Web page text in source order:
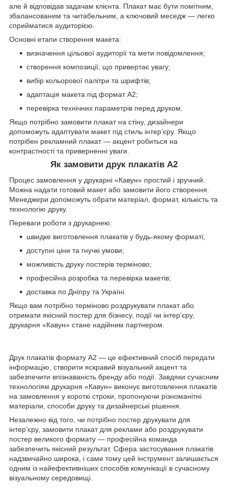
але й відповідав задачам клієнта. Плакат має бути помітним,
збалансованим та читабельним, а ключовий меседж — легко
сприйматися аудиторією.
Основні етапи створення макета:
визначення цільової аудиторії та мети повідомлення;
створення композиції, що привертає увагу;
вибір кольорової палітри та шрифтів;
адаптація макета під формат А2;
перевірка технічних параметрів перед друком.
Якщо потрібно замовити плакат на стіну, дизайнери
допоможуть адаптувати макет під стиль інтер’єру. Якщо
потрібен рекламний плакат — акцент робиться на
контрастності та приверненні уваги.
Як замовити друк плакатів А2
Процес замовлення у друкарні «Кавун» простий і зручний.
Можна надати готовий макет або замовити його створення.
Менеджери допоможуть обрати матеріал, формат, кількість та
технологію друку.
Переваги роботи з друкарнею:
швидке виготовлення плакатів у будь-якому форматі;
доступні ціни та гнучкі умови;
можливість друку постерів терміново;
професійна розробка та перевірка макетів;
доставка по Дніпру та Україні.
Якщо вам потрібно терміново роздрукувати плакат або
отримати якісний постер для бізнесу, події чи інтер’єру,
друкарня «Кавун» стане надійним партнером.
Друк плакатів формату А2 — це ефективний спосіб передати
інформацію, створити яскравий візуальний акцент та
забезпечити впізнаваність бренду або події. Завдяки сучасним
технологіям друкарня «Кавун» виконує виготовлення плакатів
на замовлення у короткі строки, пропонуючи різноманітні
матеріали, способи друку та дизайнерські рішення.
Незалежно від того, чи потрібно постер друкувати для
інтер’єру, замовити плакат для реклами або роздрукувати
постер великого формату — професійна команда
забезпечить якісний результат. Сфера застосування плакатів
надзвичайно широка, і саме тому цей інструмент залишається
одним із найефективніших способів комунікації в сучасному
візуальному середовищі.